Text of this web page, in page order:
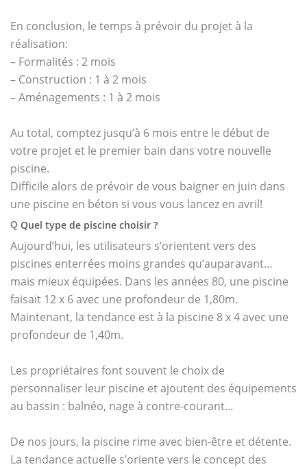
En conclusion, le temps à prévoir du projet à la
réalisation:
– Formalités : 2 mois
– Construction : 1 à 2 mois
– Aménagements : 1 à 2 mois
Au total, comptez jusqu’à 6 mois entre le début de
votre projet et le premier bain dans votre nouvelle
piscine.
Difficile alors de prévoir de vous baigner en juin dans
une piscine en béton si vous vous lancez en avril!
Q Quel type de piscine choisir ?
Aujourd’hui, les utilisateurs s’orientent vers des
piscines enterrées moins grandes qu’auparavant…
mais mieux équipées. Dans les années 80, une piscine
faisait 12 x 6 avec une profondeur de 1,80m.
Maintenant, la tendance est à la piscine 8 x 4 avec une
profondeur de 1,40m.
Les propriétaires font souvent le choix de
personnaliser leur piscine et ajoutent des équipements
au bassin : balnéo, nage à contre-courant…
De nos jours, la piscine rime avec bien-être et détente.
La tendance actuelle s’oriente vers le concept des